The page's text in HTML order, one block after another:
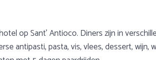
op Sant’ Antioco. Diners zijn in
antipasti, pasta, vis, vlees, dessert, wijn,